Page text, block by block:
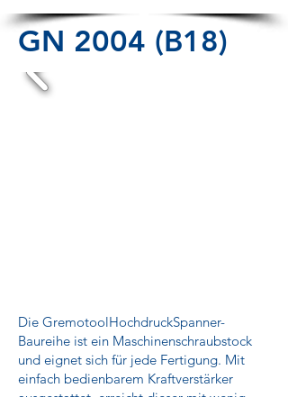
GN 2004 (B18)
Die GremotoolHochdruckSpanner-
Baureihe ist ein Maschinenschraubstock
und eignet sich für jede Fertigung. Mit
einfach bedienbarem Kraftverstärker